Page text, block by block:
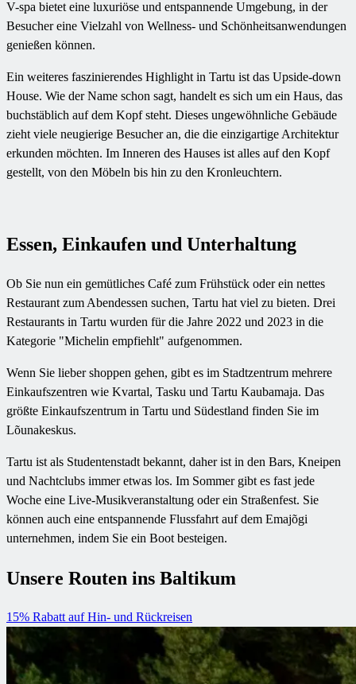
V-spa bietet eine luxuriöse und entspannende Umgebung, in der
Besucher eine Vielzahl von Wellness- und Schönheitsanwendungen
genießen können.
Ein weiteres faszinierendes Highlight in Tartu ist das Upside-down
House. Wie der Name schon sagt, handelt es sich um ein Haus, das
buchstäblich auf dem Kopf steht. Dieses ungewöhnliche Gebäude
zieht viele neugierige Besucher an, die die einzigartige Architektur
erkunden möchten. Im Inneren des Hauses ist alles auf den Kopf
gestellt, von den Möbeln bis hin zu den Kronleuchtern.
Essen, Einkaufen und Unterhaltung
Ob Sie nun ein gemütliches Café zum Frühstück oder ein nettes
Restaurant zum Abendessen suchen, Tartu hat viel zu bieten. Drei
Restaurants in Tartu wurden für die Jahre 2022 und 2023 in die
Kategorie "Michelin empfiehlt" aufgenommen.
Wenn Sie lieber shoppen gehen, gibt es im Stadtzentrum mehrere
Einkaufszentren wie Kvartal, Tasku und Tartu Kaubamaja. Das
größte Einkaufszentrum in Tartu und Südestland finden Sie im
Lõunakeskus.
Tartu ist als Studentenstadt bekannt, daher ist in den Bars, Kneipen
und Nachtclubs immer etwas los. Im Sommer gibt es fast jede
Woche eine Live-Musikveranstaltung oder ein Straßenfest. Sie
können auch eine entspannende Flussfahrt auf dem Emajõgi
unternehmen, indem Sie ein Boot besteigen.
Unsere Routen ins Baltikum
15% Rabatt auf Hin- und Rückreisen